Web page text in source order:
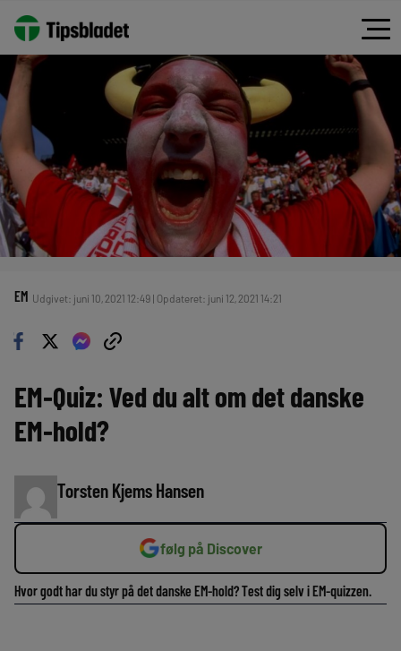
EM Udgivet: juni 10, 2021 12:49 | Opdateret: juni 12, 2021 14:21
EM-Quiz: Ved du alt om det danske
EM-hold?
Torsten Kjems Hansen
følg på Discover
Hvor godt har du styr på det danske EM-hold? Test dig selv i EM-quizzen.